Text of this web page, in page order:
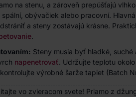
na stenu, a zároveň prepúšťajú
spální, obývačiek alebo pracovní.
a steny zostávajú krásne.
.
Steny musia byť hladké,
napenetrovať. Udržujte teplotu
výrobné šarže tapiet (Batch
vo zvieracom svete! Priamo z